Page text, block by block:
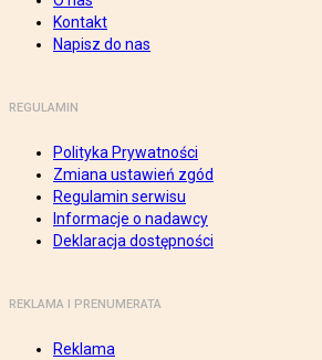
Kontakt
Napisz do nas
REGULAMIN
Polityka Prywatności
Zmiana ustawień zgód
Regulamin serwisu
Informacje o nadawcy
Deklaracja dostępności
REKLAMA I PRENUMERATA
Reklama